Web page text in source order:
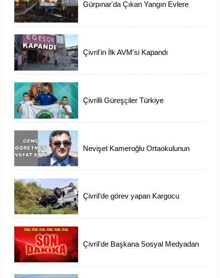
Gürpınar'da Çıkan Yangın Evlere
Çivril'in İlk AVM'si Kapandı
Çivrilli Güreşçiler Türkiye
Nevişet Kameroğlu Ortaokulunun
Çivril’de görev yapan Kargocu
Çivril'de Başkana Sosyal Medyadan